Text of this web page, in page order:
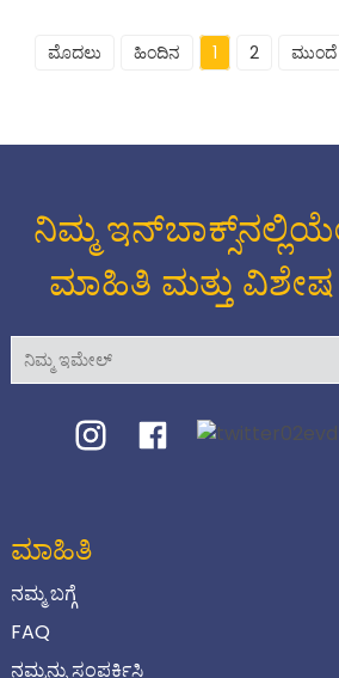
ಮೊದಲು ಹಿಂದಿನ 1 2 ಮುಂದೆ
ನಿಮ್ಮ
ಮಾಹಿತಿ ಮತ್ತು
ಮಾಹಿತಿ
ನಮ್ಮ ಬಗ್ಗೆ
FAQ
ನಮ್ಮನ್ನು ಸಂಪರ್ಕಿಸಿ